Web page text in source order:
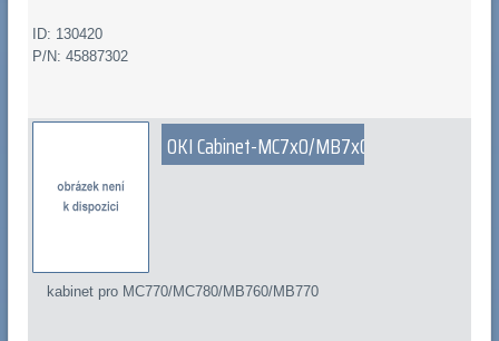
ID: 130420
P/N: 45887302
OKI Cabinet-MC7x0/MB7x0
kabinet pro MC770/MC780/MB760/MB770